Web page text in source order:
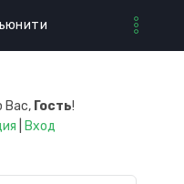
Вас, Гость!
Вход